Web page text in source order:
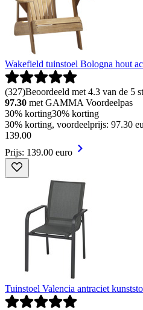
Wakefield tuinstoel Bologna hout
(327)Beoordeeld met 4.3 van de 5
97.30 met GAMMA Voordeelpas
30% korting30% korting
30% korting, voordeelprijs: 97.30
139.00
Prijs: 139.00 euro
Tuinstoel Valencia antraciet